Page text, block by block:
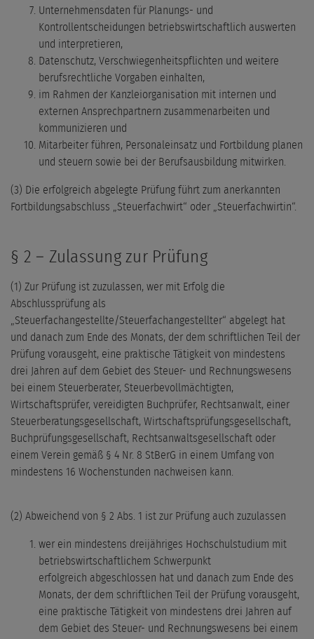
Unternehmensdaten für Planungs- und
Kontrollentscheidungen betriebswirtschaftlich auswerten
und interpretieren,
Datenschutz, Verschwiegenheitspflichten und weitere
berufsrechtliche Vorgaben einhalten,
im Rahmen der Kanzleiorganisation mit internen und
externen Ansprechpartnern zusammenarbeiten und
kommunizieren und
Mitarbeiter führen, Personaleinsatz und Fortbildung planen
und steuern sowie bei der Berufsausbildung mitwirken.
(3) Die erfolgreich abgelegte Prüfung führt zum anerkannten
Fortbildungsabschluss „Steuerfachwirt“ oder „Steuerfachwirtin“.
§ 2 – Zulassung zur Prüfung
(1) Zur Prüfung ist zuzulassen, wer mit Erfolg die
Abschlussprüfung als
„Steuerfachangestellte/Steuerfachangestellter“ abgelegt hat
und danach zum Ende des Monats, der dem schriftlichen Teil der
Prüfung vorausgeht, eine praktische Tätigkeit von mindestens
drei Jahren auf dem Gebiet des Steuer- und Rechnungswesens
bei einem Steuerberater, Steuerbevollmächtigten,
Wirtschaftsprüfer, vereidigten Buchprüfer, Rechtsanwalt, einer
Steuerberatungsgesellschaft, Wirtschaftsprüfungsgesellschaft,
Buchprüfungsgesellschaft, Rechtsanwaltsgesellschaft oder
einem Verein gemäß § 4 Nr. 8 StBerG in einem Umfang von
mindestens 16 Wochenstunden nachweisen kann.
(2) Abweichend von § 2 Abs. 1 ist zur Prüfung auch zuzulassen
wer ein mindestens dreijähriges Hochschulstudium mit
betriebswirtschaftlichem Schwerpunkt
erfolgreich abgeschlossen hat und danach zum Ende des
Monats, der dem schriftlichen Teil der Prüfung vorausgeht,
eine praktische Tätigkeit von mindestens drei Jahren auf
dem Gebiet des Steuer- und Rechnungswesens bei einem